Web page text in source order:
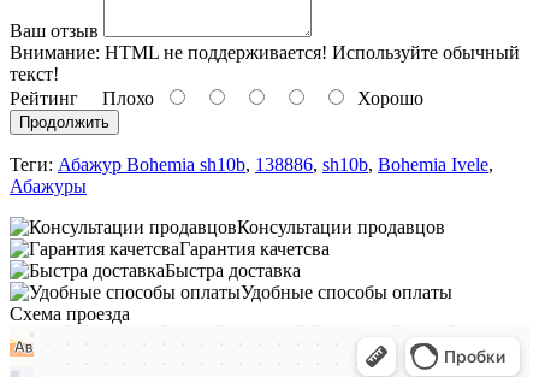
Ваш отзыв
Внимание: HTML не поддерживается! Используйте обычный
текст!
Рейтинг Плохо Хорошо
Продолжить
Теги: Абажур Bohemia sh10b, 138886, sh10b, Bohemia Ivele,
Абажуры
Консультации продавцов
Гарантия качетсва
Быстра доставка
Удобные способы оплаты
Схема проезда